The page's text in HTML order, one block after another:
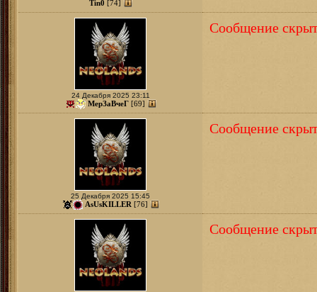
Tin0 [74]
24 Декабря 2025 23:11
МерЗаВчеГ [69]
Сообщение
25 Декабря 2025 15:45
AsUsKILLER [76]
Сообщение
Сообщение